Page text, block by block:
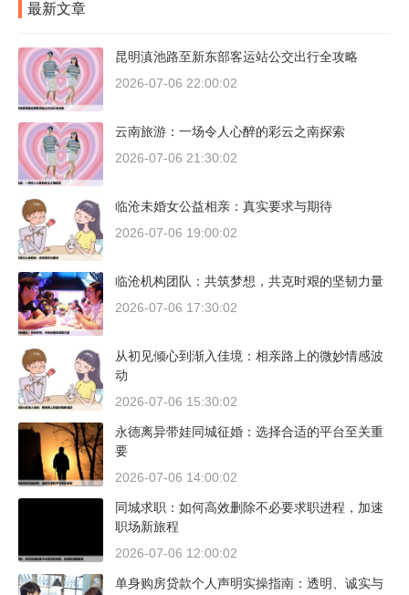
最新文章
昆明滇池路至新东部客运站公交出行全攻略
2026-07-06 22:00:02
云南旅游：一场令人心醉的彩云之南探索
2026-07-06 21:30:02
临沧未婚女公益相亲：真实要求与期待
2026-07-06 19:00:02
临沧机构团队：共筑梦想，共克时艰的坚韧力量
2026-07-06 17:30:02
从初见倾心到渐入佳境：相亲路上的微妙情感波
动
2026-07-06 15:30:02
永德离异带娃同城征婚：选择合适的平台至关重
要
2026-07-06 14:00:02
同城求职：如何高效删除不必要求职进程，加速
职场新旅程
2026-07-06 12:00:02
单身购房贷款个人声明实操指南：透明、诚实与